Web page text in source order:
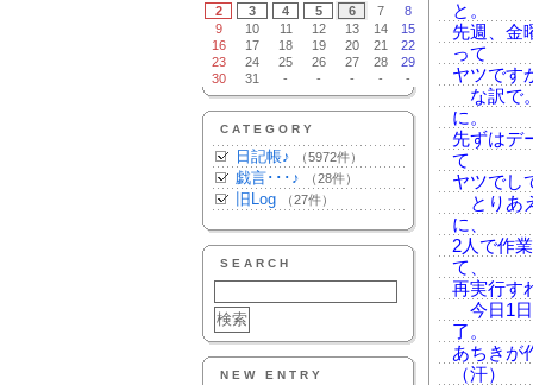
2
3 4 5 6 7
8
9
10 11 12 13 14
15
16
17 18 19 20 21
22
23
24 25 26 27 28
29
30
31 - - - - -
CATEGORY
日記帳♪ （5972件）
戯言･･･♪ （28件）
旧Log （27件）
SEARCH
NEW ENTRY
と。
先週、金
って
ヤツです
な訳で
に。
先ずはデ
て
ヤツでし
とりあ
に、
2人で作
て、
再実行す
今日1日
了。
あちきが
（汗）